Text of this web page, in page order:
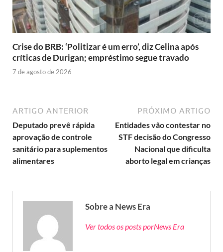
Crise do BRB: ‘Politizar é um erro’, diz Celina após
críticas de Durigan; empréstimo segue travado
7 de agosto de 2026
ARTIGO ANTERIOR
Deputado prevê rápida
aprovação de controle
sanitário para suplementos
alimentares
PRÓXIMO ARTIGO
Entidades vão contestar no
STF decisão do Congresso
Nacional que dificulta
aborto legal em crianças
Sobre a News Era
Ver todos os posts porNews Era